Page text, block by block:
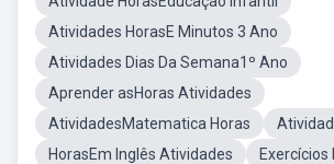
Atividades HorasE Minutos 3 Ano
Atividades Dias Da Semana1º Ano
Aprender asHoras Atividades
AtividadesMatematica Horas
HorasEm Inglês Atividades
Exercícios